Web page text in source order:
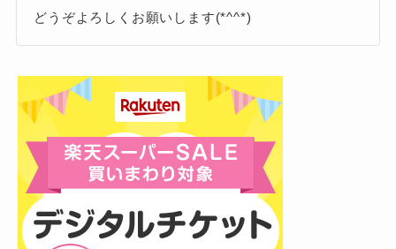
どうぞよろしくお願いします(*^^*)